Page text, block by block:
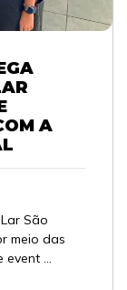
A
São
meio das
...